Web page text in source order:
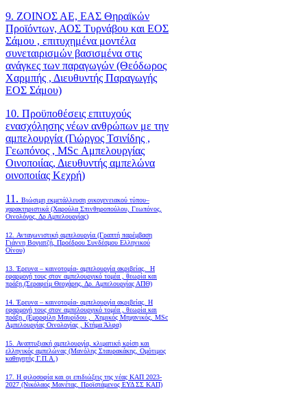
9. ΖΟΙΝΟΣ ΑΕ, ΕΑΣ Θηραϊκών
Προϊόντων, ΑΟΣ Τυρνάβου και ΕΟΣ
Σάμου , επιτυχημένα μοντέλα
συνεταιρισμών βασισμένα στις
ανάγκες των παραγωγών (Θεόδωρος
Χαρμπής , Διευθυντής Παραγωγής
ΕΟΣ Σάμου)
10. Προϋποθέσεις επιτυχούς
ενασχόλησης νέων ανθρώπων με την
αμπελουργία (Γιώργος Τσινίδης ,
Γεωπόνος , MSc Αμπελουργίας
Οινοποιίας, Διευθυντής αμπελώνα
οινοποιίας Κεχρή)
11. Βιώσιμη εκμετάλλευση οικογενειακού τύπου–
χαρακτηριστικά (Χαρούλα Σπινθηροπούλου, Γεωπόνος,
Οινολόγος, Δρ Αμπελουργίας)
12. Ανταγωνιστική αμπελουργία (Γραπτή παρέμβαση
Γιάννη Βογιατζή, Προέδρου Συνδέσμου Ελληνικού
Οίνου)
13. Έρευνα – καινοτομία- αμπελουργία ακριβείας. Η
εφαρμογή τους στον αμπελουργικό τομέα , θεωρία και
πράξη.(Σεραφείμ Θεοχάρης, Δρ. Αμπελουργίας ΑΠΘ)
14. Έρευνα – καινοτομία- αμπελουργία ακριβείας. Η
εφαρμογή τους στον αμπελουργικό τομέα , θεωρία και
πράξη. (Εμορφίλη Μαυρίδου , Χημικός Μηχανικός, MSc
Αμπελουργίας Οινολογίας , Κτήμα Άλφα)
15. Αναπτυξιακή αμπελουργία, κλιματική κρίση και
ελληνικός αμπελώνας (Μανόλης Σταυρακάκης, Ομότιμος
καθηγητής Γ.Π.Α.)
17. Η φιλοσοφία και οι επιδιώξεις της νέας ΚΑΠ 2023-
2027 (Νικόλαος Μανέτας, Προϊστάμενος ΕΥΔ ΣΣ ΚΑΠ)